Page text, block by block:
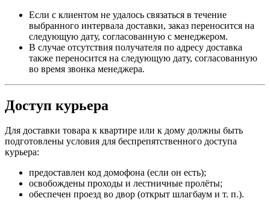
Если с клиентом не удалось связаться в течение
выбранного интервала доставки, заказ переносится на
следующую дату, согласованную с менеджером.
В случае отсутствия получателя по адресу доставка
также переносится на следующую дату, согласованную
во время звонка менеджера.
Доступ курьера
Для доставки товара к квартире или к дому должны быть
подготовлены условия для беспрепятственного доступа
курьера:
предоставлен код домофона (если он есть);
освобождены проходы и лестничные пролёты;
обеспечен проезд во двор (открыт шлагбаум и т. п.).